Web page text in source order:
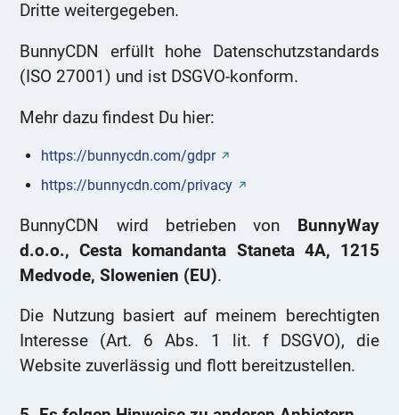
Dritte weitergegeben.
BunnyCDN erfüllt hohe Datenschutzstandards
(ISO 27001) und ist DSGVO-konform.
Mehr dazu findest Du hier:
https://bunnycdn.com/gdpr
https://bunnycdn.com/privacy
BunnyCDN wird betrieben von BunnyWay
d.o.o., Cesta komandanta Staneta 4A, 1215
Medvode, Slowenien (EU).
Die Nutzung basiert auf meinem berechtigten
Interesse (Art. 6 Abs. 1 lit. f DSGVO), die
Website zuverlässig und flott bereitzustellen.